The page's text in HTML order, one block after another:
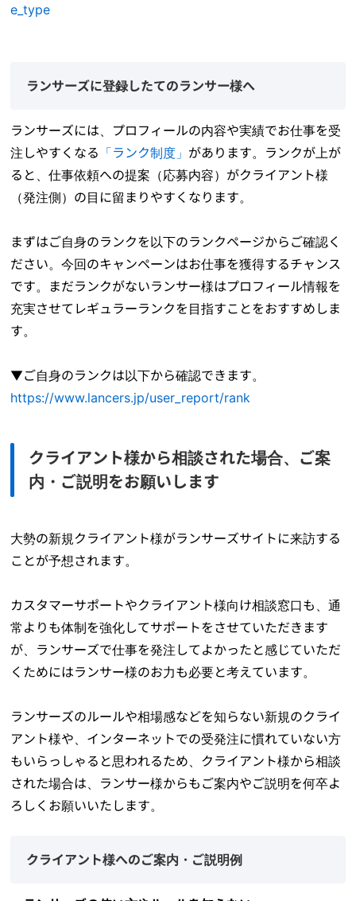
e_type
ランサーズに登録したてのランサー様へ
ランサーズには、プロフィールの内容や実績でお仕事を受
注しやすくなる 「ランク制度」 があります。ランクが上が
ると、仕事依頼への提案（応募内容）がクライアント様
（発注側）の目に留まりやすくなります。
まずはご自身のランクを以下のランクページからご確認く
ださい。今回のキャンペーンはお仕事を獲得するチャンス
です。まだランクがないランサー様はプロフィール情報を
充実させてレギュラーランクを目指すことをおすすめしま
す。
▼ご自身のランクは以下から確認できます。
https://www.lancers.jp/user_report/rank
クライアント様から相談された場合、ご案
内・ご説明をお願いします
大勢の新規クライアント様がランサーズサイトに来訪する
ことが予想されます。
カスタマーサポートやクライアント様向け相談窓口も、通
常よりも体制を強化してサポートをさせていただきます
が、ランサーズで仕事を発注してよかったと感じていただ
くためにはランサー様のお力も必要と考えています。
ランサーズのルールや相場感などを知らない新規のクライ
アント様や、インターネットでの受発注に慣れていない方
もいらっしゃると思われるため、クライアント様から相談
された場合は、ランサー様からもご案内やご説明を何卒よ
ろしくお願いいたします。
クライアント様へのご案内・ご説明例